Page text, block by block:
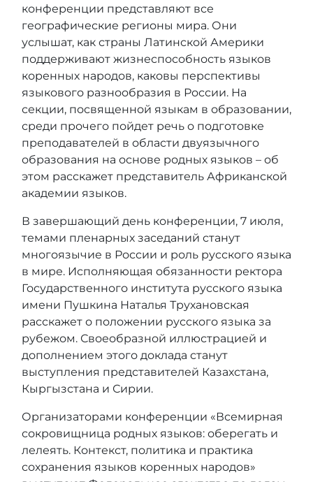
конференции представляют все
географические регионы мира. Они
услышат, как страны Латинской Америки
поддерживают жизнеспособность языков
коренных народов, каковы перспективы
языкового разнообразия в России. На
секции, посвященной языкам в образовании,
среди прочего пойдет речь о подготовке
преподавателей в области двуязычного
образования на основе родных языков – об
этом расскажет представитель Африканской
академии языков.
В завершающий день конференции, 7 июля,
темами пленарных заседаний станут
многоязычие в России и роль русского языка
в мире. Исполняющая обязанности ректора
Государственного института русского языка
имени Пушкина Наталья Трухановская
расскажет о положении русского языка за
рубежом. Своеобразной иллюстрацией и
дополнением этого доклада станут
выступления представителей Казахстана,
Кыргызстана и Сирии.
Организаторами конференции «Всемирная
сокровищница родных языков: оберегать и
лелеять. Контекст, политика и практика
сохранения языков коренных народов»